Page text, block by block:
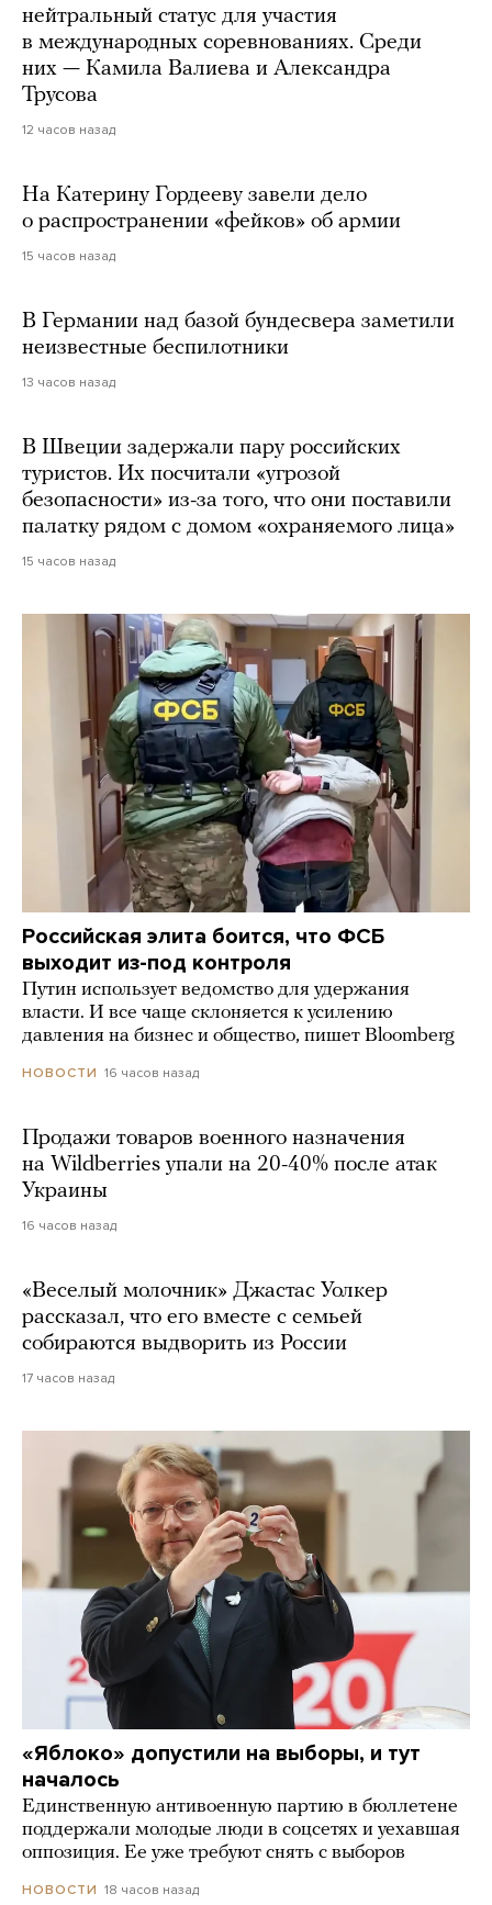
нейтральный статус для участия
в международных соревнованиях. Среди
них — Камила Валиева и Александра
Трусова
12 часов назад
На Катерину Гордееву завели дело
о распространении «фейков» об армии
15 часов назад
В Германии над базой бундесвера заметили
неизвестные беспилотники
13 часов назад
В Швеции задержали пару российских
туристов. Их посчитали «угрозой
безопасности» из-за того, что они поставили
палатку рядом с домом «охраняемого лица»
15 часов назад
Российская элита боится, что ФСБ
выходит из-под контроля
Путин использует ведомство для удержания
власти. И все чаще склоняется к усилению
давления на бизнес и общество, пишет Bloomberg
НОВОСТИ 16 часов назад
Продажи товаров военного назначения
на Wildberries упали на 20-40% после атак
Украины
16 часов назад
«Веселый молочник» Джастас Уолкер
рассказал, что его вместе с семьей
собираются выдворить из России
17 часов назад
«Яблоко» допустили на выборы, и тут
началось
Единственную антивоенную партию в бюллетене
поддержали молодые люди в соцсетях и уехавшая
оппозиция. Ее уже требуют снять с выборов
НОВОСТИ 18 часов назад